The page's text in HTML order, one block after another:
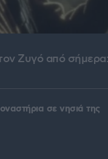
Ζυγό από
σε νησιά της